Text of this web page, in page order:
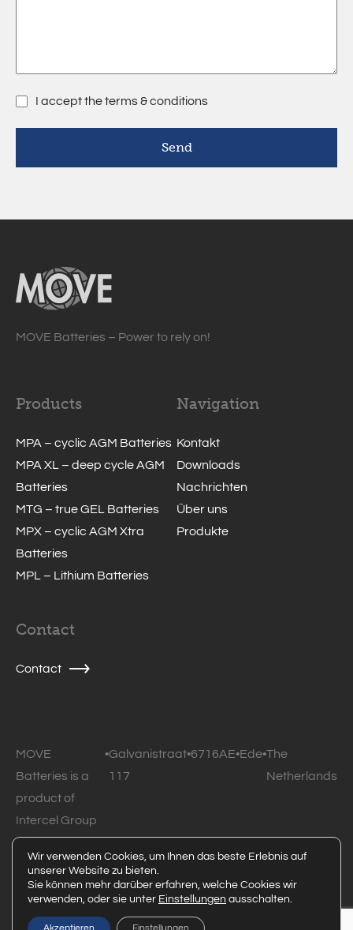
I accept the terms & conditions
MOVE Batteries – Power to rely on!
Products
MPA – cyclic AGM Batteries
MPA XL – deep cycle AGM
Batteries
MTG – true GEL Batteries
MPX – cyclic AGM Xtra
Batteries
MPL – Lithium Batteries
Navigation
Kontakt
Downloads
Nachrichten
Über uns
Produkte
Contact
Contact
MOVE
Batteries is a
product of
Intercel Group
B.V.
•Galvanistraat
117
•6716AE•Ede•The
Netherlands
© 2026 MOVE Batteries • All rights reserved •Privacy
statement
Powered by Code Blauw
Wir verwenden Cookies, um Ihnen das beste Erlebnis auf
unserer Website zu bieten.
Sie können mehr darüber erfahren, welche Cookies wir
verwenden, oder sie unter Einstellungen ausschalten.